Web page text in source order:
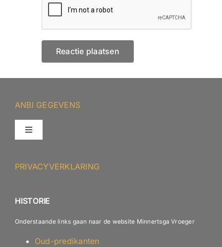
ANBI GEGEVENS
Toggle
PRIVACYVERKLARING
HISTORIE
Onderstaande links gaan naar de website Minnertsga Vroeger
Oud-predikanten